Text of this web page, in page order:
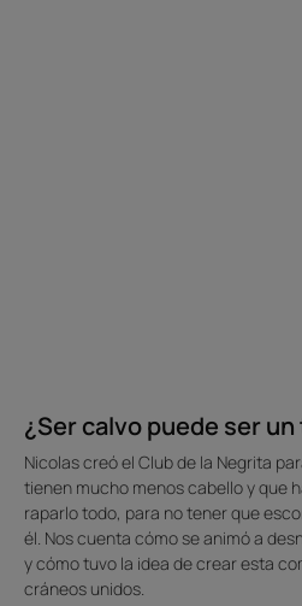
¿Ser calvo puede ser
Nicolas creó el Club de la Negrita
tienen mucho menos cabello y que
raparlo todo, para no tener que
él. Nos cuenta cómo se animó a
y cómo tuvo la idea de crear esta
cráneos unidos.